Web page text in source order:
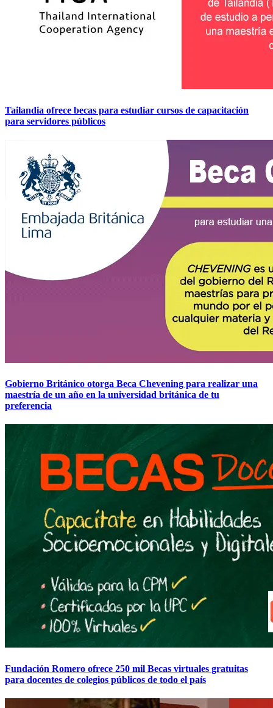
Tailandia ofrece becas para estudiar cursos de capacitación
para servidores públicos
Gobierno Británico otorga Beca Chevening para realizar una
maestría de un año en la universidad británica de tu
preferencia
Fundación Romero ofrece 250 mil Becas virtuales gratuitas
para docentes de colegios públicos de todo el país